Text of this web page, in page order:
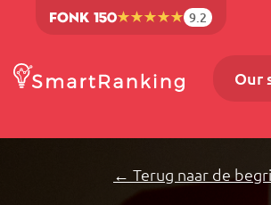
9.2
Our
← Terug naar de